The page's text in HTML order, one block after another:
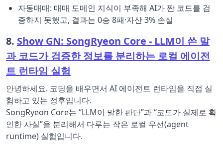
자동매매: 매매 도메인 지식이 부족해 AI가 짠 코드를 검
증하지 못했고, 결과는 0승 8패·자산 3% 손실
8. Show GN: SongRyeon Core - LLM이 쓴 말
과 코드가 검증한 정보를 분리하는 로컬 에이전
트 런타임 실험
안녕하세요. 코딩을 배우면서 AI 에이전트 런타임을 직접 실
험하고 있는 정후입니다.
SongRyeon Core는 “LLM이 말한 판단”과 “코드가 실제로 확
인한 사실”을 분리해서 다루는 작은 로컬 우선(agent
runtime) 실험입니다.